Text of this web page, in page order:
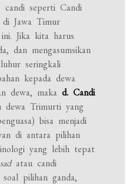
candi seperti Candi
di Jawa Timur
Jika kita harus
dan mengasumsikan
seringkali
kepada dewa
dewa, makad. Candi
dewa Trimurti yang
bisa menjadi
di antara pilihan
yang lebih tepat
atau candi
pilihan ganda,